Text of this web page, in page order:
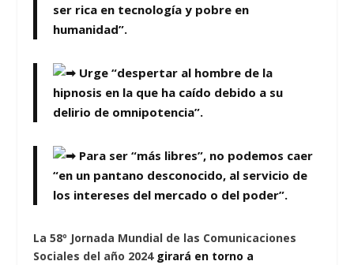
ser rica en tecnología y pobre en
humanidad”.
Urge “despertar al hombre de la
hipnosis en la que ha caído debido a su
delirio de omnipotencia”.
Para ser “más libres”, no podemos caer
“en un pantano desconocido, al servicio de
los intereses del mercado o del poder”.
La 58º Jornada Mundial de las Comunicaciones
Sociales del año 2024girará en torno a